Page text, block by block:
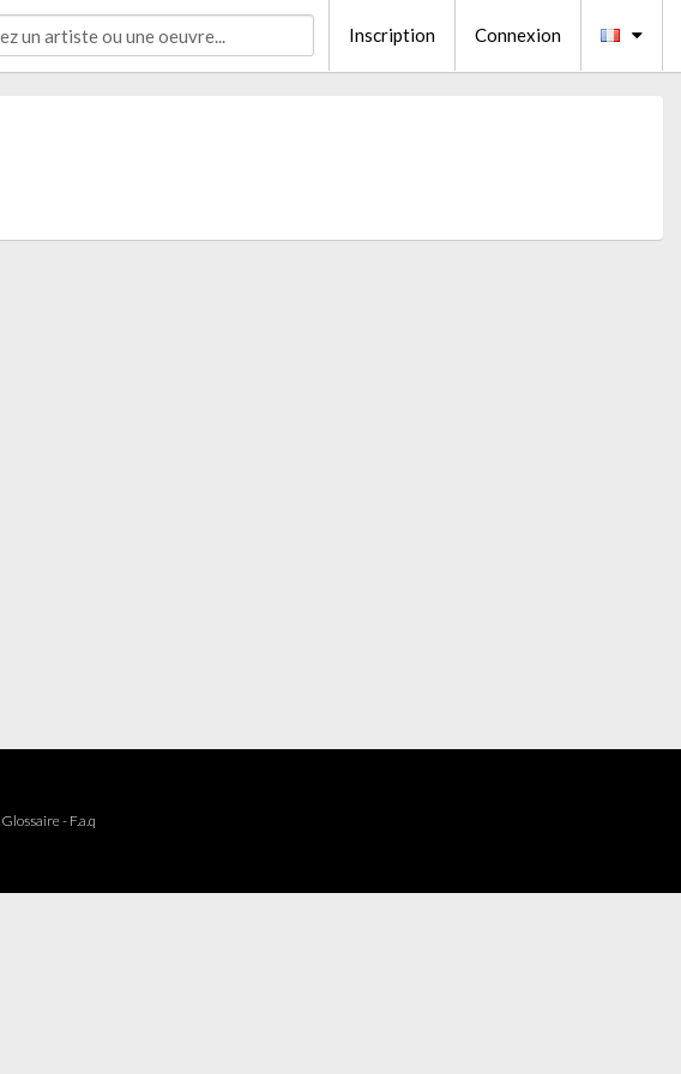
Inscription Connexion
Glossaire- F.a.q